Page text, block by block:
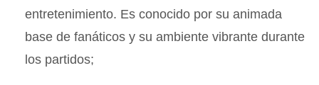
entretenimiento. Es conocido por su animada
base de fanáticos y su ambiente vibrante durante
los partidos;